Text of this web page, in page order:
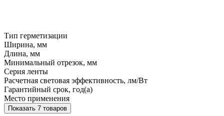
Тип герметизации
Ширина, мм
Длина, мм
Минимальный отрезок, мм
Серия ленты
Расчетная световая эффективность, лм/Вт
Гарантийный срок, год(а)
Место применения
Показать 7 товаров